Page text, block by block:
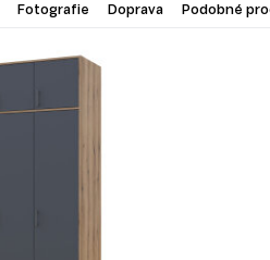
Fotografie Doprava Podobné